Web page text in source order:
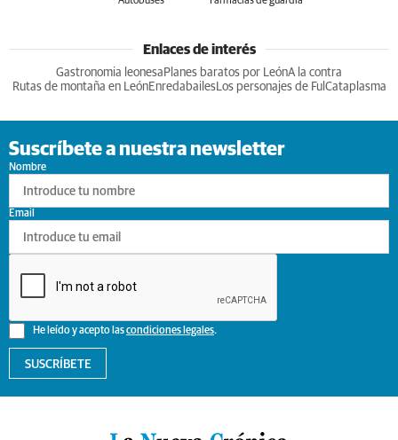
Enlaces de interés
Gastronomia leonesa Planes baratos por LeónA la contra
Rutas de montaña en LeónEnredabailesLos personajes de Ful Cataplasma
Suscríbete a nuestra newsletter
Nombre
He leído y acepto lascondiciones legales.
Email
SUSCRÍBETE